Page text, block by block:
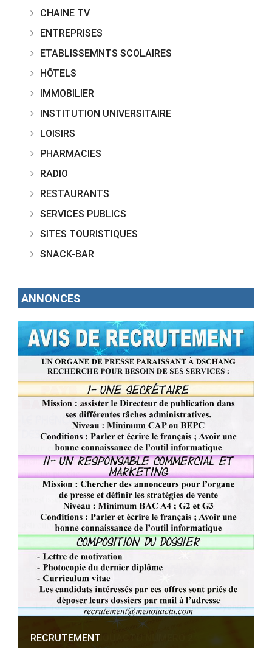
CHAINE TV
ENTREPRISES
ETABLISSEMNTS SCOLAIRES
HÔTELS
IMMOBILIER
INSTITUTION UNIVERSITAIRE
LOISIRS
PHARMACIES
RADIO
RESTAURANTS
SERVICES PUBLICS
SITES TOURISTIQUES
SNACK-BAR
ANNONCES
RECRUTEMENT